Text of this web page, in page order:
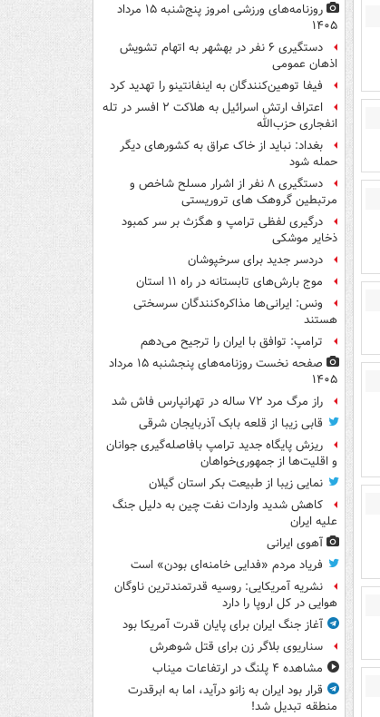
روزنامه‌های ورزشی امروز پنج‌شنبه ۱۵ مرداد
۱۴۰۵
دستگیری ۶ نفر در بهشهر به اتهام تشویش
اذهان عمومی
فیفا توهین‌کنندگان به اینفانتینو را تهدید کرد
اعتراف ارتش اسرائیل به هلاکت ۲ افسر در تله
انفجاری حزب‌الله
بغداد: نباید از خاک عراق به کشورهای دیگر
حمله شود
دستگیری ۸ نفر از اشرار مسلح شاخص و
مرتبطین گروهک های تروریستی
درگیری لفظی ترامپ و هگزث بر سر کمبود
ذخایر موشکی
دردسر جدید برای سرخپوشان
موج بارش‌های تابستانه در راه ۱۱ استان
ونس: ایرانی‌ها مذاکره‌کنندگان سرسختی
هستند
ترامپ: توافق با ایران را ترجیح می‌دهم
صفحه نخست روزنامه‌های پنجشنبه ۱۵ مرداد
۱۴۰۵
راز مرگ مرد ۷۲ ساله در تهرانپارس فاش شد
قابی زیبا از قلعه بابک آذربایجان شرقی
ریزش پایگاه جدید ترامپ بافاصله‌گیری جوانان
و اقلیت‌ها از جمهوری‌خواهان
نمایی زیبا از طبیعت بکر استان گیلان
کاهش شدید واردات نفت چین به دلیل جنگ
علیه ایران
آهوی ایرانی
فریاد مردم «فدایی خامنه‌ای بودن» است
نشریه آمریکایی: روسیه قدرتمندترین ناوگان
هوایی در کل اروپا را دارد
آغاز جنگ ایران برای پایان قدرت آمریکا بود
سناریوی بلاگر زن برای قتل شوهرش
مشاهده ۴ پلنگ در ارتفاعات میناب
قرار بود ایران به زانو درآید، اما به ابرقدرت
منطقه تبدیل شد!